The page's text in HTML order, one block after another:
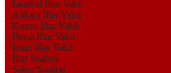
İstanbul İftar Vakti
Ankara İftar Vakti
Konya İftar Vakti
Bursa İftar Vakti
İzmir İftar Vakti
İftar Saatleri
Sahur Saatleri